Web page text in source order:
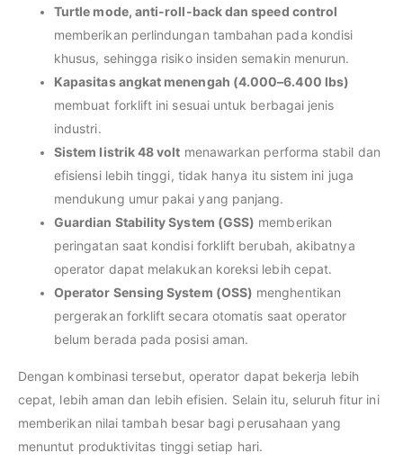
Turtle mode, anti-roll-back dan speed control
memberikan perlindungan tambahan pada kondisi
khusus, sehingga risiko insiden semakin menurun.
Kapasitas angkat menengah (4.000–6.400 lbs)
membuat forklift ini sesuai untuk berbagai jenis
industri.
Sistem listrik 48 volt menawarkan performa stabil dan
efisiensi lebih tinggi, tidak hanya itu sistem ini juga
mendukung umur pakai yang panjang.
Guardian Stability System (GSS) memberikan
peringatan saat kondisi forklift berubah, akibatnya
operator dapat melakukan koreksi lebih cepat.
Operator Sensing System (OSS) menghentikan
pergerakan forklift secara otomatis saat operator
belum berada pada posisi aman.
Dengan kombinasi tersebut, operator dapat bekerja lebih
cepat, lebih aman dan lebih efisien. Selain itu, seluruh fitur ini
memberikan nilai tambah besar bagi perusahaan yang
menuntut produktivitas tinggi setiap hari.